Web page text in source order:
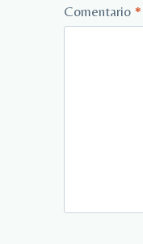
Comentario *